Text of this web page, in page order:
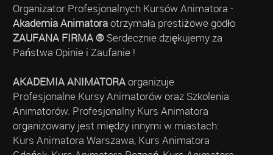
Organizator Profesjonalnych Kursów Animatora -
Akademia Animatoraotrzymała prestiżowe godło
ZAUFANA FIRMA ®Serdecznie dziękujemy za
Państwa Opinie i Zaufanie !
AKADEMIA ANIMATORAorganizuje
Profesjonalne Kursy Animatorów oraz Szkolenia
Animatorów. Profesjonalny Kurs Animatora
organizowany jest między innymi w miastach:
Kurs Animatora Warszawa, Kurs Animatora